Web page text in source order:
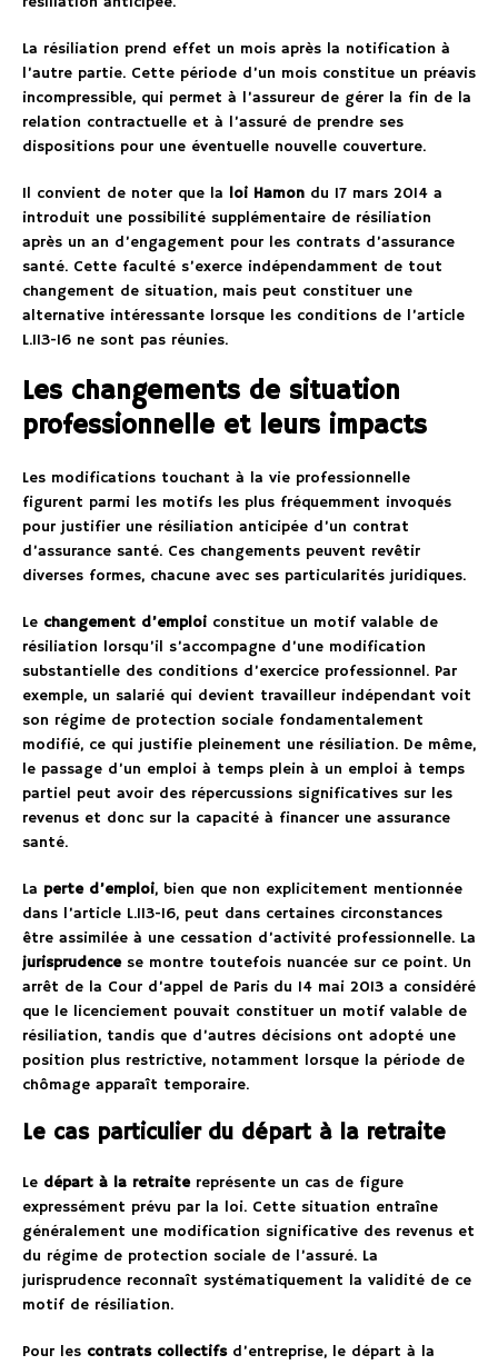
La résiliation prend effet un mois après la notification à
l’autre partie. Cette période d’un mois constitue un préavis
incompressible, qui permet à l’assureur de gérer la fin de la
relation contractuelle et à l’assuré de prendre ses
dispositions pour une éventuelle nouvelle couverture.
Il convient de noter que la loi Hamon du 17 mars 2014 a
introduit une possibilité supplémentaire de résiliation
après un an d’engagement pour les contrats d’assurance
santé. Cette faculté s’exerce indépendamment de tout
changement de situation, mais peut constituer une
alternative intéressante lorsque les conditions de l’article
L.113-16 ne sont pas réunies.
Les changements de situation
professionnelle et leurs impacts
Les modifications touchant à la vie professionnelle
figurent parmi les motifs les plus fréquemment invoqués
pour justifier une résiliation anticipée d’un contrat
d’assurance santé. Ces changements peuvent revêtir
diverses formes, chacune avec ses particularités juridiques.
Le changement d’emploi constitue un motif valable de
résiliation lorsqu’il s’accompagne d’une modification
substantielle des conditions d’exercice professionnel. Par
exemple, un salarié qui devient travailleur indépendant voit
son régime de protection sociale fondamentalement
modifié, ce qui justifie pleinement une résiliation. De même,
le passage d’un emploi à temps plein à un emploi à temps
partiel peut avoir des répercussions significatives sur les
revenus et donc sur la capacité à financer une assurance
santé.
La perte d’emploi, bien que non explicitement mentionnée
dans l’article L.113-16, peut dans certaines circonstances
être assimilée à une cessation d’activité professionnelle. La
jurisprudencese montre toutefois nuancée sur ce point. Un
arrêt de la Cour d’appel de Paris du 14 mai 2013 a considéré
que le licenciement pouvait constituer un motif valable de
résiliation, tandis que d’autres décisions ont adopté une
position plus restrictive, notamment lorsque la période de
chômage apparaît temporaire.
Le cas particulier du départ à la retraite
Le départ à la retraitereprésente un cas de figure
expressément prévu par la loi. Cette situation entraîne
généralement une modification significative des revenus et
du régime de protection sociale de l’assuré. La
jurisprudence reconnaît systématiquement la validité de ce
motif de résiliation.
Pour les contrats collectifsd’entreprise, le départ à la